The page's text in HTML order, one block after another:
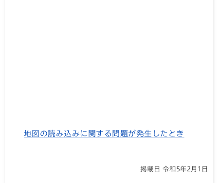
地図の読み込みに関する問題が発生したとき
掲載日 令和5年2月1日